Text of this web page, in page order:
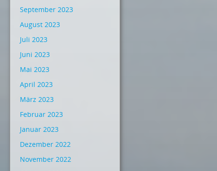
September 2023
August 2023
Juli 2023
Juni 2023
Mai 2023
April 2023
März 2023
Februar 2023
Januar 2023
Dezember 2022
November 2022